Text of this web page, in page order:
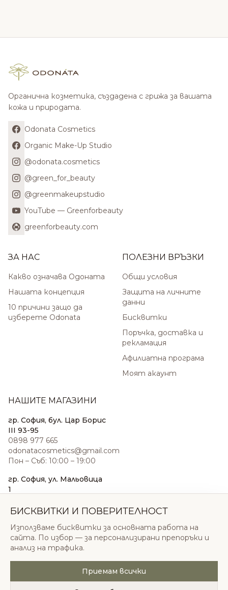
Органична козметика, създадена с грижа за вашата
кожа и природата.
Odonata Cosmetics
Organic Make-Up Studio
@odonata.cosmetics
@green_for_beauty
@greenmakeupstudio
YouTube — Greenforbeauty
greenforbeauty.com
ЗА НАС
Какво означава Одоната
Нашата концепция
10 причини защо да
изберете Odonata
ПОЛЕЗНИ ВРЪЗКИ
Общи условия
Защита на личните
данни
Бисквитки
Поръчка, доставка и
рекламация
Афилиатна програма
Моят акаунт
НАШИТЕ МАГАЗИНИ
гр. София, бул. Цар Борис
III 93-95
0898 977 665
odonatacosmetics@gmail.com
Пон – Съб: 10:00 – 19:00
гр. София, ул. Мальовица
1
sales@odonatacosmetics.com
Нед: 11:00 – 18:00
© 2026 Одоната Козметикс ООД. Всички права
запазени.
БИСКВИТКИ И ПОВЕРИТЕЛНОСТ
Използваме бисквитки за основната работа на
сайта. По избор — за персонализирани препоръки и
анализ на трафика.
Приемам всички